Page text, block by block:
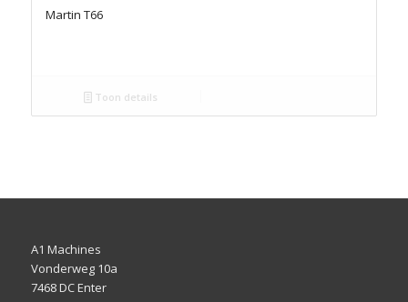
Martin T66
Toon details
A1 Machines
Vonderweg 10a
7468 DC Enter